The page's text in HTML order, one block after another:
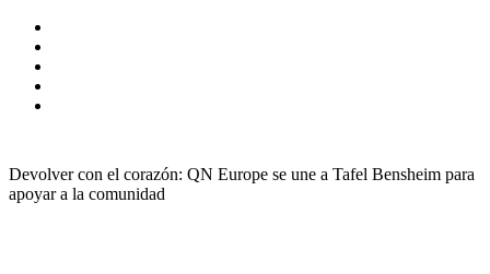
Devolver con el corazón: QN Europe se une a Tafel Bensheim para
apoyar a la comunidad